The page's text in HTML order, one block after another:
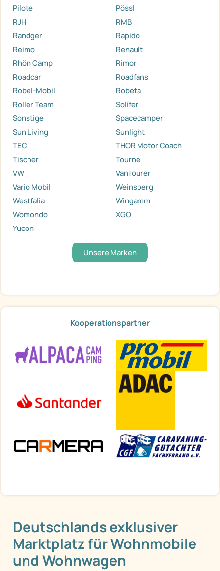
Pilote
Pössl
RJH
RMB
Randger
Rapido
Reimo
Renault
Rhön Camp
Rimor
Roadcar
Roadfans
Robel-Mobil
Robeta
Roller Team
Solifer
Sonstige
Spacecamper
Sun Living
Sunlight
TEC
THOR Motor Coach
Tischer
Tourne
VW
VanTourer
Vario Mobil
Weinsberg
Westfalia
Wingamm
Womondo
XGO
Yucon
Unsere Marken
Kooperationspartner
Deutschlands exklusiver
Marktplatz für Wohnmobile
und Wohnwagen